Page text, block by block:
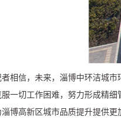
者相信，未来，淄博中环洁城
一切工作困难，努力形成精
博高新区城市品质提升提供更